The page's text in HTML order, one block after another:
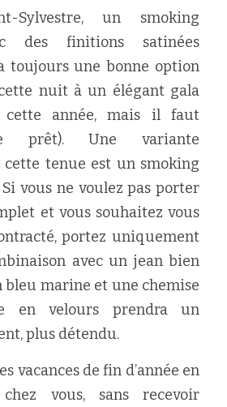
Sylvestre, un smoking
des finitions satinées
toujours une bonne option
nuit à un élégant gala
cette année, mais il faut
prêt). Une variante
cette tenue est un smoking
vous ne voulez pas porter
et vous souhaitez vous
portez uniquement
avec un jean bien
bleu marine et une chemise
en velours prendra un
plus détendu.
vacances de fin d’année en
vous, sans recevoir